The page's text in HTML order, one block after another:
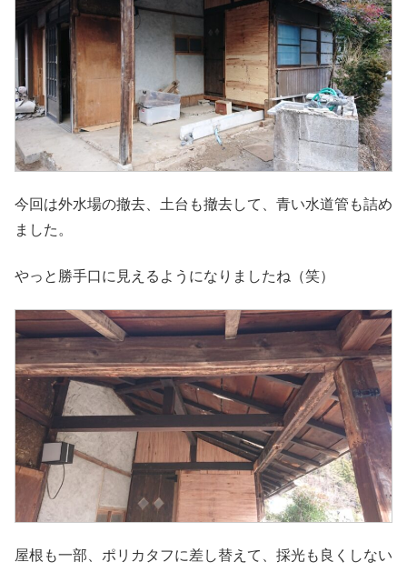
今回は外水場の撤去、土台も撤去して、青い水道管も詰め
ました。
やっと勝手口に見えるようになりましたね（笑）
屋根も一部、ポリカタフに差し替えて、採光も良くしない